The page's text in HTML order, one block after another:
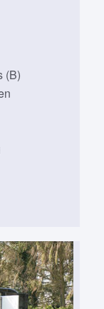
(B)